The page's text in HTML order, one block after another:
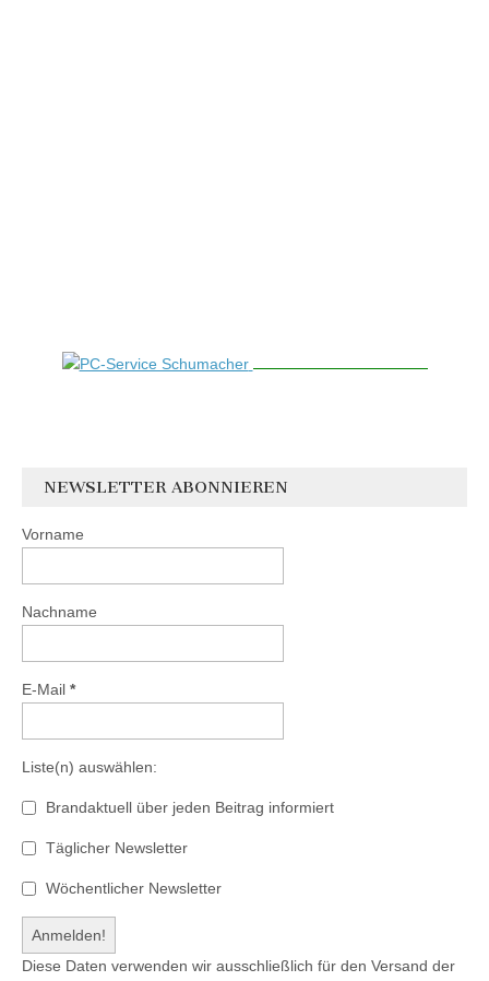
NEWSLETTER ABONNIEREN
Vorname
Nachname
E-Mail *
Liste(n) auswählen:
Brandaktuell über jeden Beitrag informiert
Täglicher Newsletter
Wöchentlicher Newsletter
Diese Daten verwenden wir ausschließlich für den Versand der